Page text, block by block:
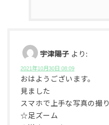
宇津陽子 より:
2021年10月30日 08:09
おはようございます。
見ました
スマホで上手な写真の撮
☆足ズーム